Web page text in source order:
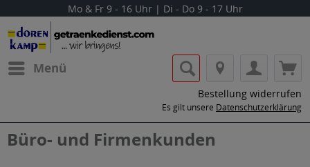
Mo & Fr 9 - 16 Uhr | Di - Do 9 - 17 Uhr
Menü
Bestellung widerrufen
Es gilt unsere Datenschutzerklärung
Büro- und Firmenkunden